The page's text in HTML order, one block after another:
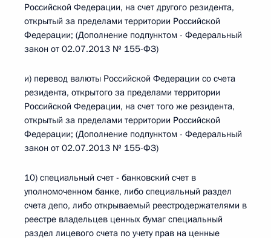
Российской Федерации, на счет другого резидента,
открытый за пределами территории Российской
Федерации; (Дополнение подпунктом - Федеральный
закон от 02.07.2013 № 155-ФЗ)
и) перевод валюты Российской Федерации со счета
резидента, открытого за пределами территории
Российской Федерации, на счет того же резидента,
открытый за пределами территории Российской
Федерации; (Дополнение подпунктом - Федеральный
закон от 02.07.2013 № 155-ФЗ)
10) специальный счет - банковский счет в
уполномоченном банке, либо специальный раздел
счета депо, либо открываемый реестродержателями в
реестре владельцев ценных бумаг специальный
раздел лицевого счета по учету прав на ценные